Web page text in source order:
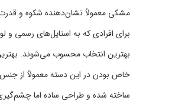
مشکی معمولاً نشان‌دهنده شکوه و
برای افرادی که به استایل‌های رسمی و
بهترین انتخاب محسوب می‌شوند.
خاص بودن در این دسته معمولاً از
ساخته شده و طراحی ساده اما